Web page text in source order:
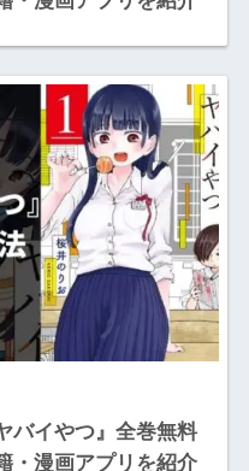
バイやつ』全巻無料
・漫画アプリを紹介